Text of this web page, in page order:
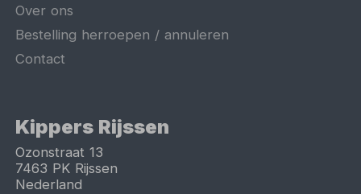
Over ons
Bestelling herroepen / annuleren
Contact
Kippers Rijssen
Ozonstraat 13
7463 PK Rijssen
Nederland